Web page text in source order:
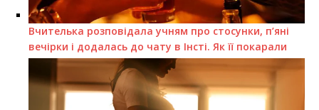
Вчителька розповідала учням про стосунки, п’яні
вечірки і додалась до чату в Інсті. Як її покарали